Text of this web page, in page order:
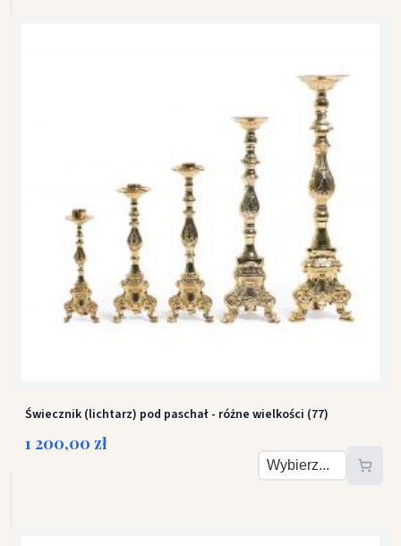
Świecznik (lichtarz) pod paschał - różne wielkości (77)
1 200,00 zł